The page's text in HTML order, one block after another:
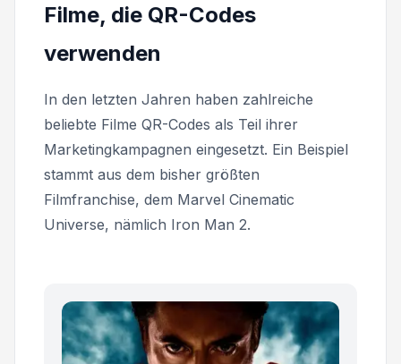
Filme, die QR-Codes
verwenden
In den letzten Jahren haben zahlreiche
beliebte Filme QR-Codes als Teil ihrer
Marketingkampagnen eingesetzt. Ein Beispiel
stammt aus dem bisher größten
Filmfranchise, dem Marvel Cinematic
Universe, nämlich Iron Man 2.